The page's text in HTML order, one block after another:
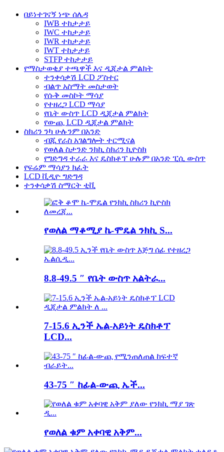
በይነተገናኝ ነጭ ሰሌዳ
IWB ተከታታይ
IWC ተከታታይ
IWR ተከታታይ
IWT ተከታታይ
STFP ተከታታይ
የማስታወቂያ ተጫዋች እና ዲጂታል ምልክት
ተንቀሳቃሽ LCD ፖስተር
ብልጥ አስማት መስታወት
የሱቅ መስኮት ማሳያ
የተዘረጋ LCD ማሳያ
የቤት ውስጥ LCD ዲጂታል ምልክት
የውጪ LCD ዲጂታል ምልክት
ስክሪን ንካ ሁሉንም በአንድ
ብጁ የራስ አገልግሎት ተርሚናል
የወለል ስታንድ ንክኪ ስክሪን ኪዮስክ
የግድግዳ ተራራ እና ዴስክቶፕ ሁሉም በአንድ ፒሲ ውስጥ
የፍሬም ማሳያን ክፈት
LCD ቪዲዮ ግድግዳ
ተንቀሳቃሽ ስማርት ቲቪ
የወለል ማቆሚያ ኬ-ሞዴል ንክኪ S...
8.8-49.5 ″ የቤት ውስጥ አልትራ...
7-15.6 ኢንች ኤል-አይነት ዴስክቶፕ
LCD...
43-75 ″ ከፊል-ውጪ ኤች...
የወለል ቁም አቀባዊ አቅም...